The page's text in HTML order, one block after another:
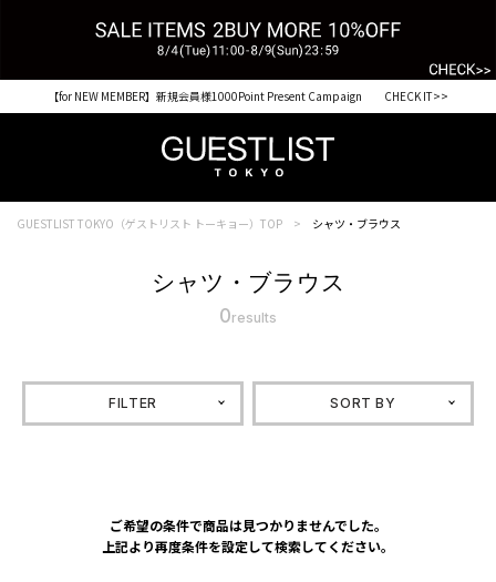
【for NEW MEMBER】新規会員様1000Point Present Campaign CHECK IT>>
GUESTLIST TOKYO（ゲストリスト トーキョー）TOP シャツ・ブラウス
シャツ・ブラウス
0results
FILTER SORT BY
ご希望の条件で商品は見つかりませんでした。
上記より再度条件を設定して検索してください。